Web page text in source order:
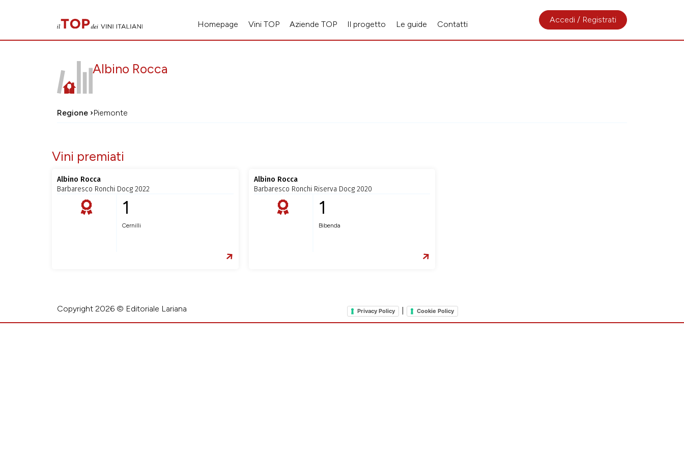
Homepage Vini TOP Aziende TOP Il progetto Le guide Contatti Accedi / Registrati
Albino Rocca
Regione ›Piemonte
Vini premiati
Albino Rocca
Barbaresco Ronchi Docg 2022
1
Cernilli
Albino Rocca
Barbaresco Ronchi Riserva Docg 2020
1
Bibenda
Copyright 2026 © Editoriale Lariana Privacy Policy Cookie Policy